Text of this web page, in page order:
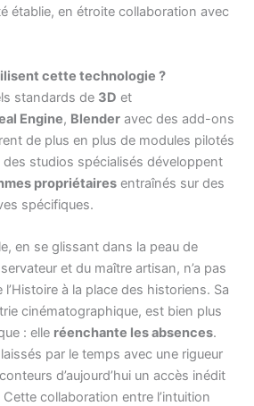
établie, en étroite collaboration avec
cette technologie ?
standards de 3D et
Engine, Blender avec des add-ons
de plus en plus de modules pilotés
des studios spécialisés développent
propriétaires entraînés sur des
spécifiques.
en se glissant dans la peau de
et du maître artisan, n’a pas
l’Histoire à la place des historiens. Sa
cinématographique, est bien plus
: elle réenchante les absences.
par le temps avec une rigueur
d’aujourd’hui un accès inédit
collaboration entre l’intuition